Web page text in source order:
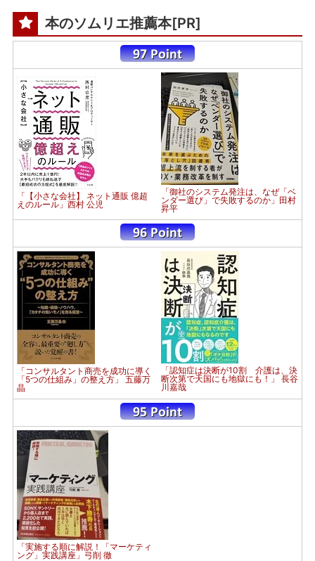
本のソムリエ推薦本[PR]
「【小さな会社】 ネット通販 億超
えのルール」西村 公児
「御社のシステム発注は、なぜ「ベ
ンダー選び」で失敗するのか」田村
昇平
「コンサルタント商売を成功に導く
「5つの仕組み」の整え方」 五藤万
晶
「認知症は決断が10割 介護は、決
断次第で天国にも地獄にも！」 長谷
川嘉哉
「実施する順に解説！「マーケティ
ング」実践講座」弓削 徹